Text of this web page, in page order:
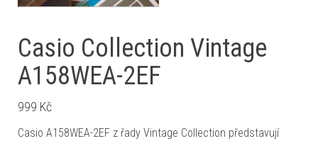
Casio Collection Vintage
A158WEA-2EF
999 Kč
Casio A158WEA-2EF z řady Vintage Collection představují